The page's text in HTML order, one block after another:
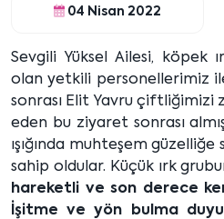
04 Nisan 2022
Sevgili Yüksel Ailesi, köpek
olan yetkili personellerimiz
sonrası Elit Yavru
eden bu ziyaret sonrası
ışığında muhteşem güzelliğe
sahip oldular. Küçük ırk
hareketli ve son derece
İşitme ve yön bulma